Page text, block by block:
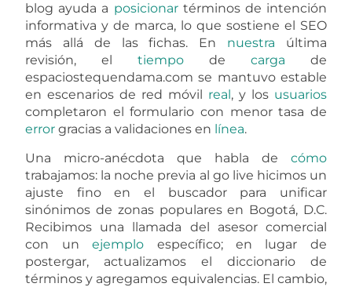
blog ayuda a posicionartérminos de intención
informativa y de marca, lo que sostiene el SEO
más allá de las fichas. En nuestra última
revisión, eltiempo de carga de
espaciostequendama.com se mantuvo estable
en escenarios de red móvil real , y los usuarios
completaron el formulario con menor tasa de
error gracias a validaciones en línea.
Una micro-anécdota que habla de cómo
trabajamos: la noche previa al go live hicimos un
ajuste fino en el buscador para unificar
sinónimos de zonas populares en Bogotá, D.C.
Recibimos una llamada del asesor comercial
con unejemplo específico; en lugar de
postergar, actualizamos el diccionario de
términos y agregamos equivalencias. El cambio,